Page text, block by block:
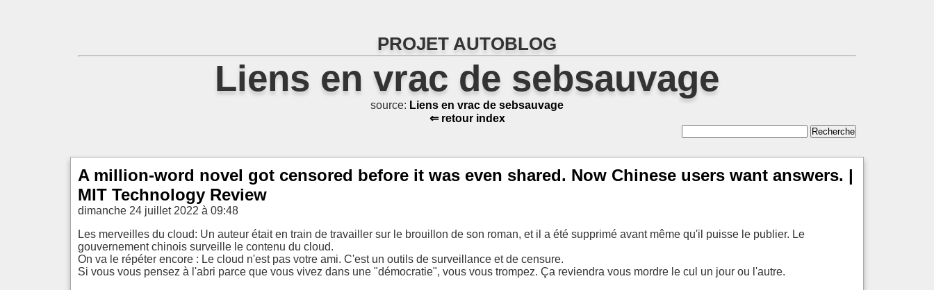
PROJET AUTOBLOG
Liens en vrac de sebsauvage
source: Liens en vrac de sebsauvage
⇐ retour index
A million-word novel got censored before it was even shared. Now Chinese users want answers. |
MIT Technology Review
dimanche 24 juillet 2022 à 09:48
Les merveilles du cloud: Un auteur était en train de travailler sur le brouillon de son roman, et il a été supprimé avant même qu'il puisse le publier. Le
gouvernement chinois surveille le contenu du cloud.
On va le répéter encore : Le cloud n'est pas votre ami. C'est un outils de surveillance et de censure.
Si vous vous pensez à l'abri parce que vous vivez dans une "démocratie", vous vous trompez. Ça reviendra vous mordre le cul un jour ou l'autre.